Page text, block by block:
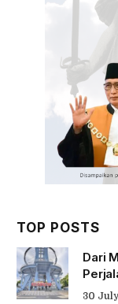
TOP POSTS
Dari
30